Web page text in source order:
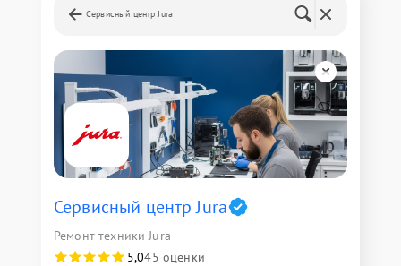
Сервисный центр Jura
Сервисный центр Jura
Ремонт техники Jura
5,045 оценки